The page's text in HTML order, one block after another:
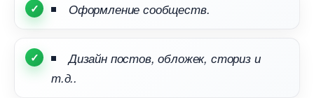
Оформление сообществ.
Дизайн постов, обложек, сториз и
т.д..